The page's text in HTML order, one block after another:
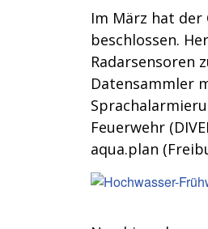
Im März hat der
beschlossen.
Radarsensoren
Datensammler
Feuerwehr
aqua.plan